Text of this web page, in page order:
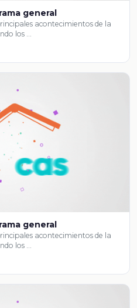
general
acontecimientos de la
los …
general
acontecimientos de la
los …